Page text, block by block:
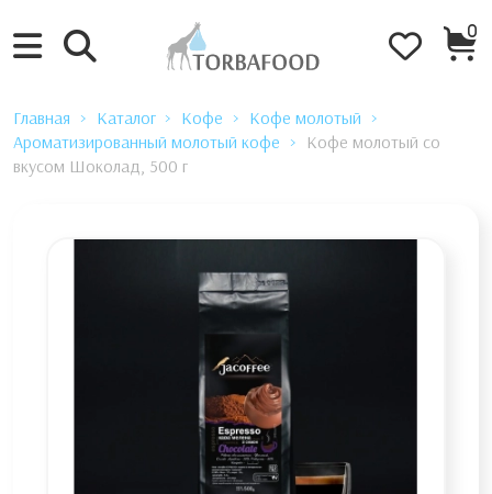
0
Главная Каталог Кофе
Кофе молотый
Ароматизированный молотый кофе
Кофе молотый со
вкусом Шоколад, 500 г